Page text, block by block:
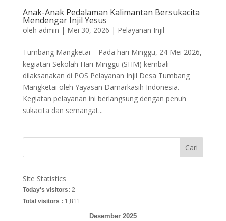
Anak-Anak Pedalaman Kalimantan Bersukacita
Mendengar Injil Yesus
oleh admin | Mei 30, 2026 | Pelayanan Injil
Tumbang Mangketai – Pada hari Minggu, 24 Mei 2026,
kegiatan Sekolah Hari Minggu (SHM) kembali
dilaksanakan di POS Pelayanan Injil Desa Tumbang
Mangketai oleh Yayasan Damarkasih Indonesia.
Kegiatan pelayanan ini berlangsung dengan penuh
sukacita dan semangat...
Cari
Site Statistics
Today's visitors: 2
Total visitors : 1,811
Desember 2025